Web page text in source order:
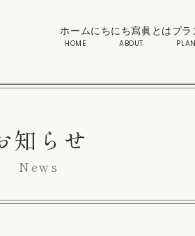
ホーム
HOME
にちにち寫眞とは
ABOUT
プラ
知らせ
News